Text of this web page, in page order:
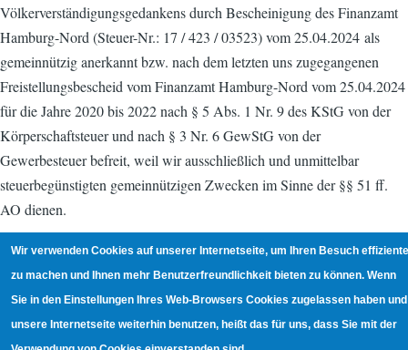
Völkerverständigungsgedankens durch Bescheinigung des Finanzamt
Hamburg-Nord (Steuer-Nr.: 17 / 423 / 03523) vom 25.04.2024 als
gemeinnützig anerkannt bzw. nach dem letzten uns zugegangenen
Freistellungsbescheid vom Finanzamt Hamburg-Nord vom 25.04.2024
für die Jahre 2020 bis 2022 nach § 5 Abs. 1 Nr. 9 des KStG von der
Körperschaftsteuer und nach § 3 Nr. 6 GewStG von der
Gewerbesteuer befreit, weil wir ausschließlich und unmittelbar
steuerbegünstigten gemeinnützigen Zwecken im Sinne der §§ 51 ff.
AO dienen.
Aufnahmeantrag (493.36 KB)
Einzugsermächtigung (491.89 KB)
Wir verwenden Cookies auf unserer Internetseite, um Ihren Besuch
zu machen und Ihnen mehr Benutzerfreundlichkeit bieten zu können. Wenn
Sie in den Einstellungen Ihres Web-Browsers Cookies zugelassen haben und
unsere Internetseite weiterhin benutzen, heißt das für uns, dass Sie mit der